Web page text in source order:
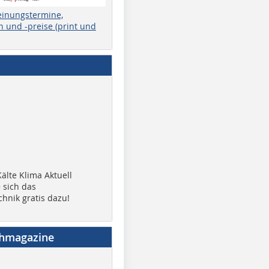
und -preise (print und
Klima Aktuell
sich das
gratis dazu!